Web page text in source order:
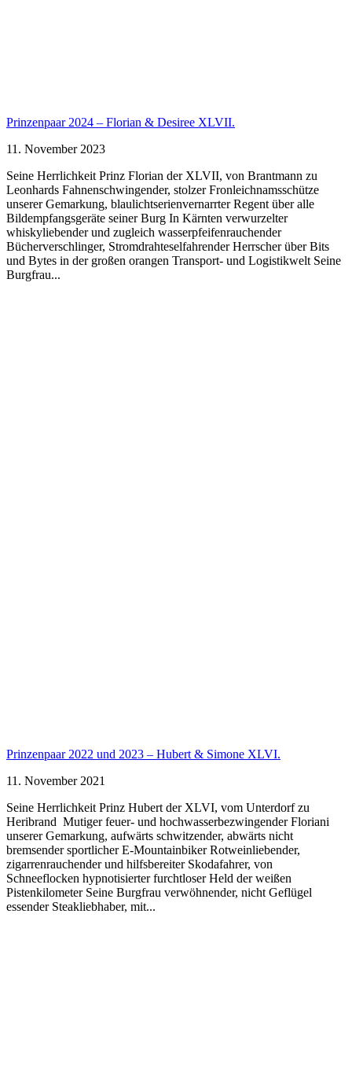
Prinzenpaar 2024 – Florian & Desiree XLVII.
11. November 2023
Seine Herrlichkeit Prinz Florian der XLVII, von Brantmann zu
Leonhards Fahnenschwingender, stolzer Fronleichnamsschütze
unserer Gemarkung, blaulichtserienvernarrter Regent über alle
Bildempfangsgeräte seiner Burg In Kärnten verwurzelter
whiskyliebender und zugleich wasserpfeifenrauchender
Bücherverschlinger, Stromdrahteselfahrender Herrscher über Bits
und Bytes in der großen orangen Transport- und Logistikwelt Seine
Burgfrau...
Prinzenpaar 2022 und 2023 – Hubert & Simone XLVI.
11. November 2021
Seine Herrlichkeit Prinz Hubert der XLVI, vom Unterdorf zu
Heribrand Mutiger feuer- und hochwasserbezwingender Floriani
unserer Gemarkung, aufwärts schwitzender, abwärts nicht
bremsender sportlicher E-Mountainbiker Rotweinliebender,
zigarrenrauchender und hilfsbereiter Skodafahrer, von
Schneeflocken hypnotisierter furchtloser Held der weißen
Pistenkilometer Seine Burgfrau verwöhnender, nicht Geflügel
essender Steakliebhaber, mit...